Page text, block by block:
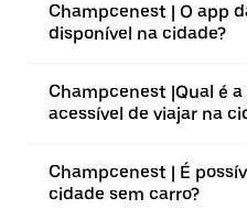
Champcenest | O app
disponível na cidade?
Champcenest |⁠Qual é
acessível de viajar na
Champcenest | É
cidade sem carro?